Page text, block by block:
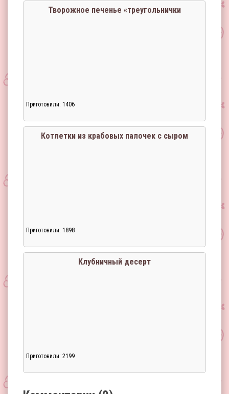
Творожное печенье «треугольнички
Приготовили: 1406
Котлетки из крабовых палочек с сыром
Приготовили: 1898
Клубничный десерт
Приготовили: 2199